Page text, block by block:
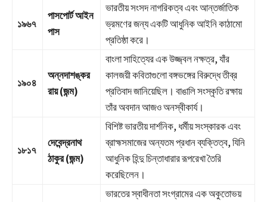
১৯৬৭
পাসপোর্ট আইন
পাস
ভারতীয় সংসদ নাগরিকত্ব এবং আন্তর্জাতিক
ভ্রমণের জন্য একটি আধুনিক আইনি কাঠামো
প্রতিষ্ঠা করে।
১৯০৪
অন্নদাশঙ্কর
রায় (জন্ম)
বাংলা সাহিত্যের এক উজ্জ্বল নক্ষত্র, যাঁর
কালজয়ী কবিতাগুলো বঙ্গভঙ্গের বিরুদ্ধে তীব্র
প্রতিবাদ জানিয়েছিল। বাঙালি সংস্কৃতি রক্ষায়
তাঁর অবদান আজও অনস্বীকার্য।
১৮১৭
দেবেন্দ্রনাথ
ঠাকুর (জন্ম)
বিশিষ্ট ভারতীয় দার্শনিক, ধর্মীয় সংস্কারক এবং
ব্রাহ্মসমাজের অন্যতম প্রধান ব্যক্তিত্ব, যিনি
আধুনিক হিন্দু চিন্তাধারার রূপরেখা তৈরি
করেছিলেন।
ভারতের স্বাধীনতা সংগ্রামের এক অকুতোভয়